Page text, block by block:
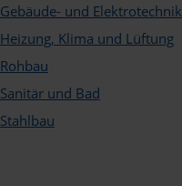
Gebäude- und Elektrotechnik
Heizung, Klima und Lüftung
Rohbau
Sanitär und Bad
Stahlbau